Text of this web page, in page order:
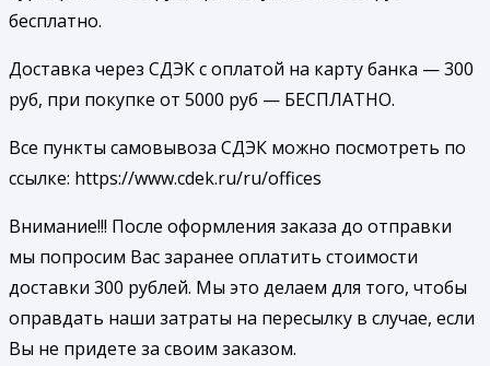
бесплатно.
Доставка через СДЭК с оплатой на карту банка — 300
руб, при покупке от 5000 руб — БЕСПЛАТНО.
Все пункты самовывоза СДЭК можно посмотреть по
ссылке: https://www.cdek.ru/ru/offices
Внимание!!! После оформления заказа до отправки
мы попросим Вас заранее оплатить стоимости
доставки 300 рублей. Мы это делаем для того, чтобы
оправдать наши затраты на пересылку в случае, если
Вы не придете за своим заказом.